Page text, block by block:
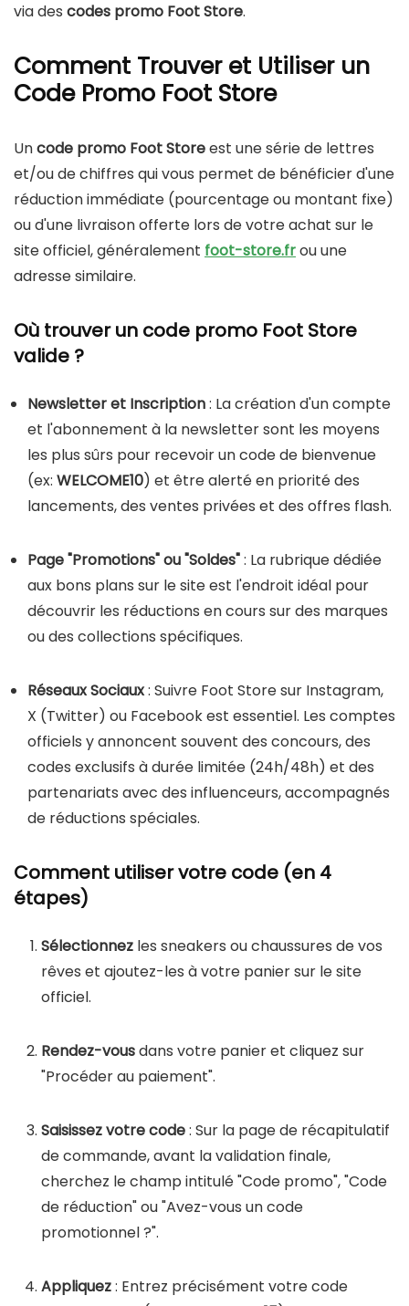
via des codes promo Foot Store.
Comment Trouver et Utiliser un
Code Promo Foot Store
Uncode promo Foot Storeest une série de lettres
et/ou de chiffres qui vous permet de bénéficier d'une
réduction immédiate (pourcentage ou montant fixe)
ou d'une livraison offerte lors de votre achat sur le
site officiel, généralement foot-store.frou une
adresse similaire.
Où trouver un code promo Foot Store
valide ?
Newsletter et Inscription: La création d'un compte
et l'abonnement à la newsletter sont les moyens
les plus sûrs pour recevoir un code de bienvenue
(ex: WELCOME10) et être alerté en priorité des
lancements, des ventes privées et des offres flash.
Page "Promotions" ou "Soldes": La rubrique dédiée
aux bons plans sur le site est l'endroit idéal pour
découvrir les réductions en cours sur des marques
ou des collections spécifiques.
Réseaux Sociaux: Suivre Foot Store sur Instagram,
X (Twitter) ou Facebook est essentiel. Les comptes
officiels y annoncent souvent des concours, des
codes exclusifs à durée limitée (24h/48h) et des
partenariats avec des influenceurs, accompagnés
de réductions spéciales.
Comment utiliser votre code (en 4
étapes)
Sélectionnez les sneakers ou chaussures de vos
rêves et ajoutez-les à votre panier sur le site
officiel.
Rendez-vousdans votre panier et cliquez sur
"Procéder au paiement".
Saisissez votre code: Sur la page de récapitulatif
de commande, avant la validation finale,
cherchez le champ intitulé "Code promo", "Code
de réduction" ou "Avez-vous un code
promotionnel ?".
Appliquez: Entrez précisément votre code